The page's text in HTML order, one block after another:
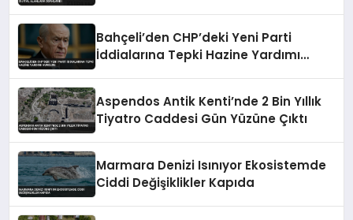
Bahçeli’den CHP’deki Yeni Parti
İddialarına Tepki Hazine Yardımı
Aspendos Antik Kenti’nde 2 Bin Yıllık
Tiyatro Caddesi Gün Yüzüne Çıktı
Marmara Denizi Isınıyor Ekosistemde
Ciddi Değişiklikler Kapıda